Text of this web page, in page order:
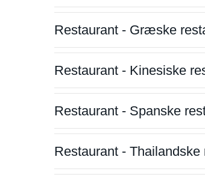
Restaurant - Græske
Restaurant - Kinesiske
Restaurant - Spanske
Restaurant -